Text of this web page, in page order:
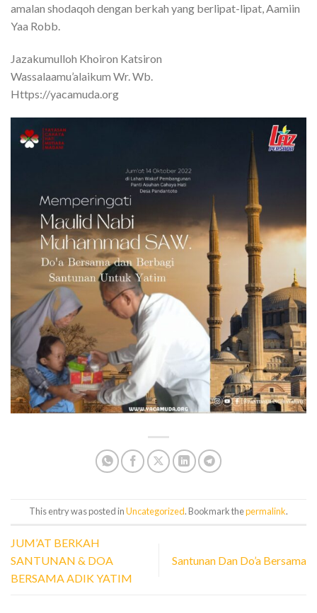
amalan shodaqoh dengan berkah yang berlipat-lipat, Aamiin
Yaa Robb.
Jazakumulloh Khoiron Katsiron
Wassalaamu’alaikum Wr. Wb.
Https://yacamuda.org
This entry was posted inUncategorized. Bookmark thepermalink.
JUM’AT BERKAH
SANTUNAN & DOA
BERSAMA ADIK YATIM
Santunan Dan Do’a Bersama